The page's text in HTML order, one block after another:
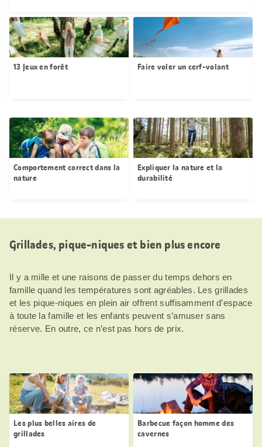
13 Jeux en forêt Faire voler un cerf-volant
Comportement correct dans la
nature
Expliquer la nature et la
durabilité
Grillades, pique-niques et bien plus encore
Il y a mille et une raisons de passer du temps dehors en
famille quand les températures sont agréables. Les grillades
et les pique-niques en plein air offrent suffisamment d’espace
à toute la famille et les enfants peuvent s’amuser sans
réserve. En outre, ce n’est pas hors de prix.
Les plus belles aires de
grillades
Barbecue façon homme des
cavernes